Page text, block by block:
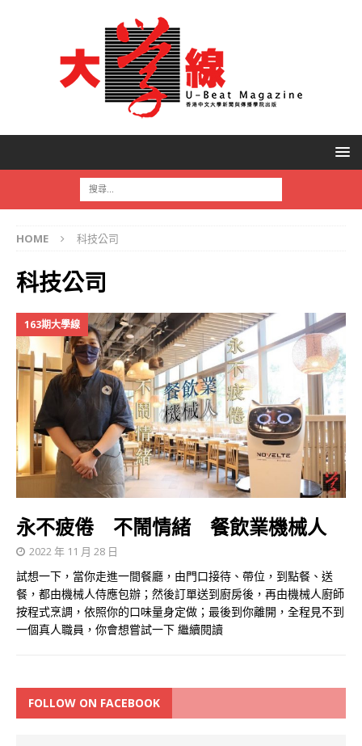
HOME 科技公司
科技公司
163期大學線
永不疲倦 不鬧情緒 餐飲業機械人
2022 年 11 月 28 日
試想一下，當你走進一間餐廳，由門口接待、帶位，到點餐、送
餐，都由機械人侍應包辦；然後訂單送到廚房後，再由機械人廚師
按程式烹調，依照你的口味量身定做；最後到你離開，全程見不到
一個真人職員，你會想嘗試一下 繼續閱讀
FOLLOW ON FACEBOOK